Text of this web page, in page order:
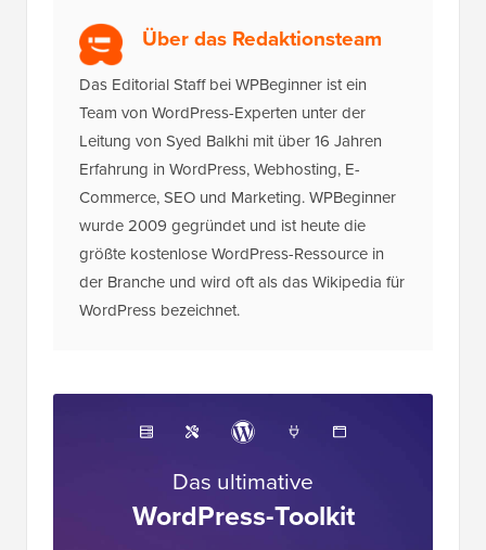
Über das Redaktionsteam
Das Editorial Staff bei WPBeginner ist ein
Team von WordPress-Experten unter der
Leitung von Syed Balkhi mit über 16 Jahren
Erfahrung in WordPress, Webhosting, E-
Commerce, SEO und Marketing. WPBeginner
wurde 2009 gegründet und ist heute die
größte kostenlose WordPress-Ressource in
der Branche und wird oft als das Wikipedia für
WordPress bezeichnet.
Das ultimative
WordPress-Toolkit